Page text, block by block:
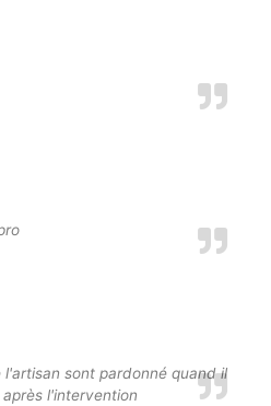
sont pardonné quand il
l'intervention